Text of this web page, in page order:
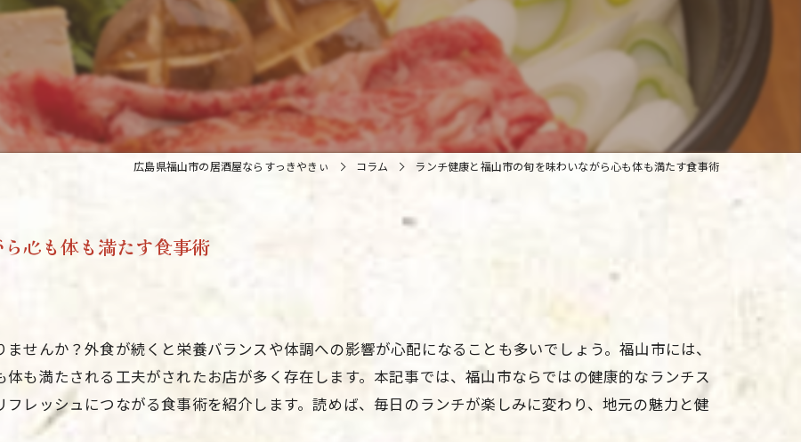
広島県福山市の居酒屋ならすっきやきぃ コラム ランチ健康と福山市の旬を味わいながら心も体も満たす食事術
心も体も満たす食事術
せんか？外食が続くと栄養バランスや体調への影響が心配になることも多いでしょう。福山市には、
も満たされる工夫がされたお店が多く存在します。本記事では、福山市ならではの健康的なランチス
レッシュにつながる食事術を紹介します。読めば、毎日のランチが楽しみに変わり、地元の魅力と健